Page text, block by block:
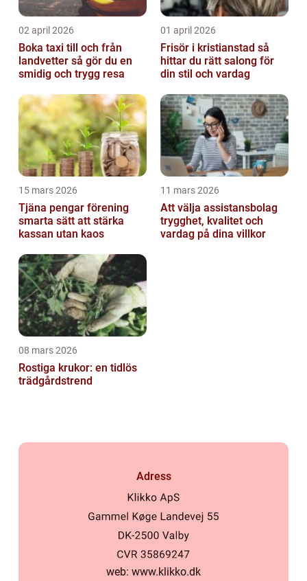
02 april 2026
Boka taxi till och från
landvetter så gör du en
smidig och trygg resa
01 april 2026
Frisör i kristianstad så
hittar du rätt salong för
din stil och vardag
15 mars 2026
Tjäna pengar förening
smarta sätt att stärka
kassan utan kaos
11 mars 2026
Att välja assistansbolag
trygghet, kvalitet och
vardag på dina villkor
08 mars 2026
Rostiga krukor: en tidlös
trädgårdstrend
Adress
web: www.klikko.dk